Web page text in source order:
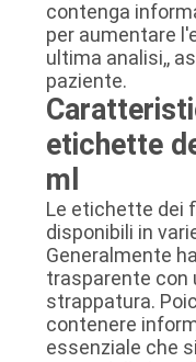
contenga
per aumentare
ultima analisi,,
paziente.
etichette
ml
Le etichette dei
disponibili in
Generalmente
trasparente con
strappatura.
contenere
essenziale che